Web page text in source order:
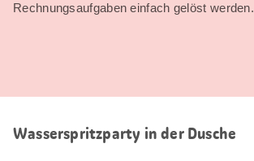
Rechnungsaufgaben einfach gelöst werden.
Wasserspritzparty in der Dusche